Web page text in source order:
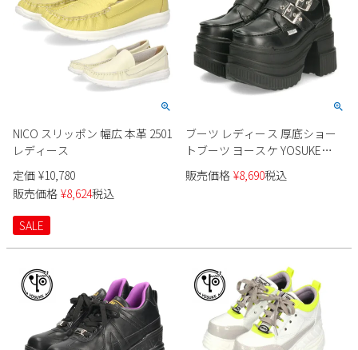
NICO スリッポン 幅広 本革 2501
レディース
定価 ¥10,780
販売価格 ¥8,624税込
SALE
ブーツ レディース 厚底ショー
トブーツ ヨースケ YOSUKE
4460051 ブラック 靴 3E ゆった
り 幅広 歩きやすい サイドファ
販売価格 ¥8,690税込